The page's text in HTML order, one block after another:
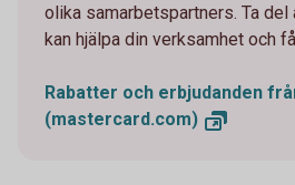
olika samarbetspartners. Ta del
kan hjälpa din verksamhet och
Rabatter och erbjudanden
(mastercard.com)